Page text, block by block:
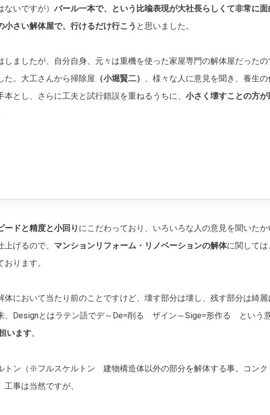
ないですが）バール一本で、という比喩表現が大社長らしくて非常に面
小さい解体屋で、行けるだけ行こう と思いました。
しましたが、自分自身、元々は重機を使った家屋専門の解体屋だったの
た。大工さんから掃除屋 （小堀賢二） 、様々な人に意見を聞き、養生
とし、さらに工夫と試行錯誤を重ねるうちに、 小さく壊すことの方
ードと精度と小回り にこだわっており、いろいろな人の意見を聞いたか
上げるので、 マンションリフォーム・リノベーションの解体に関しては
ります。
体において当たり前のことですけど、壊す部分は壊し、残す部分は綺
、Designとはラテン語でデ～De=削る ザイン～Sige=形作る という
います。
トン（※フルスケルトン 建物構造体以外の部分を解体する事。コンク
事は当然ですが、